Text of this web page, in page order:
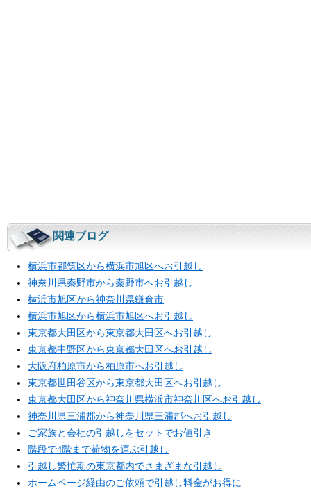
関連ブログ
横浜市都筑区から横浜市旭区へお引越し
神奈川県秦野市から秦野市へお引越し
横浜市旭区から神奈川県鎌倉市
横浜市旭区から横浜市旭区へお引越し
東京都大田区から東京都大田区へお引越し
東京都中野区から東京都大田区へお引越し
大阪府柏原市から柏原市へお引越し
東京都世田谷区から東京都大田区へお引越し
東京都大田区から神奈川県横浜市神奈川区へお引越し
神奈川県三浦郡から神奈川県三浦郡へお引越し
ご家族と会社の引越しをセットでお値引き
階段で4階まで荷物を運ぶ引越し
引越し繁忙期の東京都内でさまざまな引越し
ホームページ経由のご依頼で引越し料金がお得に